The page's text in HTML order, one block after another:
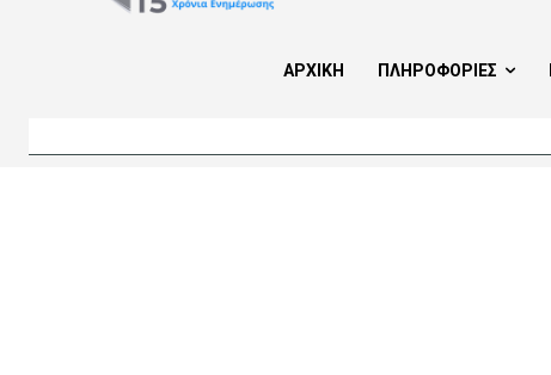
ΑΡΧΙΚΗ ΠΛΗΡΟΦΟΡΙΕΣ